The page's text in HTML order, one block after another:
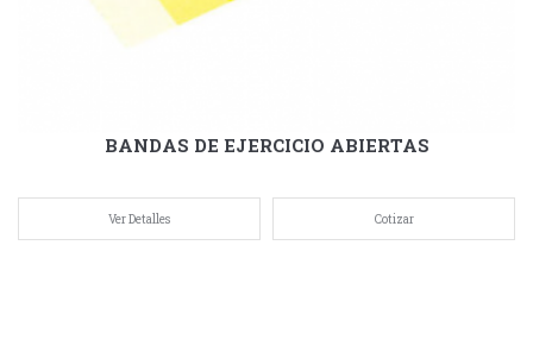
BANDAS DE EJERCICIO ABIERTAS
Ver Detalles Cotizar